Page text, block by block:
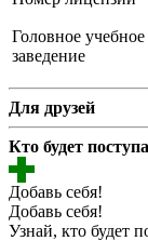
Головное учебное
заведение
Для друзей
Кто будет
Добавь себя!
Добавь себя!
Узнай, кто будет